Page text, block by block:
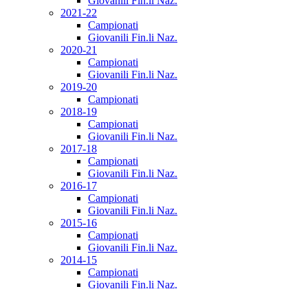
2021-22
Campionati
Giovanili Fin.li Naz.
2020-21
Campionati
Giovanili Fin.li Naz.
2019-20
Campionati
2018-19
Campionati
Giovanili Fin.li Naz.
2017-18
Campionati
Giovanili Fin.li Naz.
2016-17
Campionati
Giovanili Fin.li Naz.
2015-16
Campionati
Giovanili Fin.li Naz.
2014-15
Campionati
Giovanili Fin.li Naz.